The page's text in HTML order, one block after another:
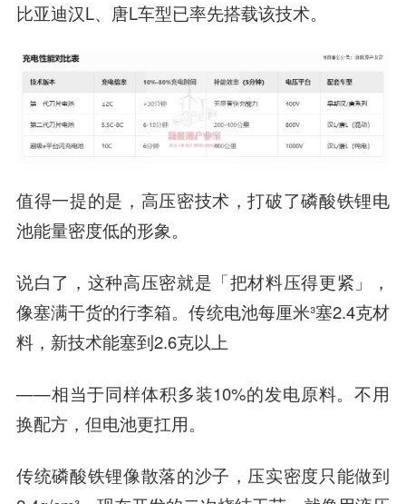
比亚迪汉L、唐L车型已率先搭载该技术。
值得一提的是，高压密技术，打破了磷酸铁锂电
池能量密度低的形象。
说白了，这种高压密就是「把材料压得更紧」，
像塞满干货的行李箱。传统电池每厘米³塞2.4克材
料，新技术能塞到2.6克以上
——相当于同样体积多装10%的发电原料。不用
换配方，但电池更扛用。
传统磷酸铁锂像散落的沙子，压实密度只能做到